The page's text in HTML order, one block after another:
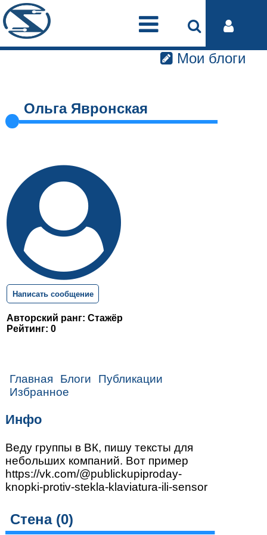
Мои блоги
Ольга Явронская
Написать сообщение
Авторский ранг: Стажёр
Рейтинг: 0
Главная Блоги
Публикации
Избранное
Инфо
Веду группы в ВК, пишу тексты для
небольших компаний. Вот пример
https://vk.com/@publickupiproday-
knopki-protiv-stekla-klaviatura-ili-sensor
Стена (0)